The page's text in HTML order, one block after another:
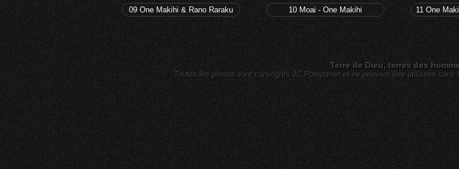
09 One Makihi & Rano Raraku 10 Moai - One Makihi 11 One
Terre de Dieu, terres des
Toutes les photos sont copyrights JC Pompanon et ne peuvent être utilisées